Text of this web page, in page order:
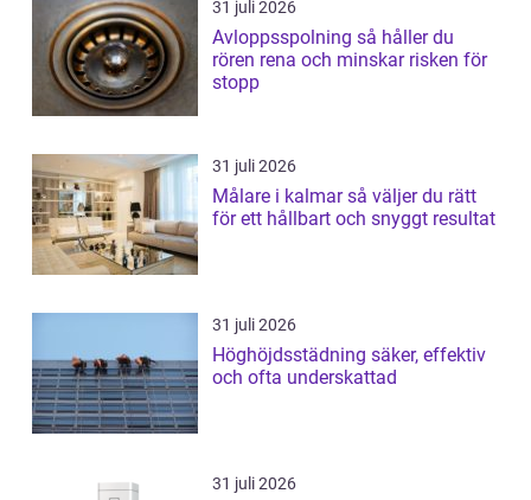
31 juli 2026
Avloppsspolning så håller du
rören rena och minskar risken för
stopp
31 juli 2026
Målare i kalmar så väljer du rätt
för ett hållbart och snyggt resultat
31 juli 2026
Höghöjdsstädning säker, effektiv
och ofta underskattad
31 juli 2026